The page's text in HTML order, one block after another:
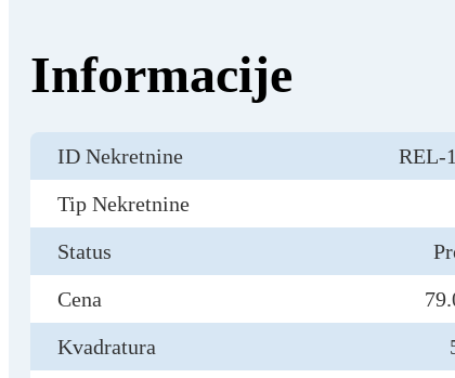
Informacije
ID Nekretnine
REL-
Tip Nekretnine
Status
Cena
Kvadratura